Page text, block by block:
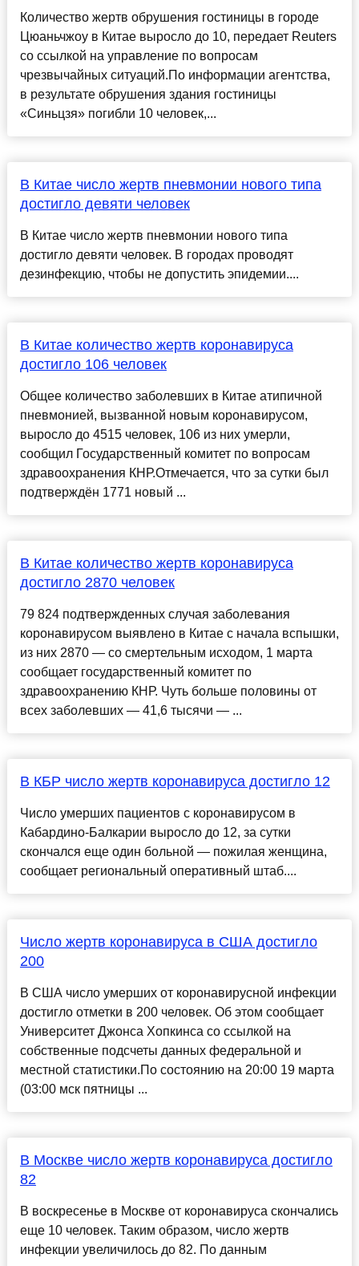
Количество жертв обрушения гостиницы в городе
Цюаньчжоу в Китае выросло до 10, передает Reuters
со ссылкой на управление по вопросам
чрезвычайных ситуаций.По информации агентства,
в результате обрушения здания гостиницы
«Синьцзя» погибли 10 человек,...
В Китае число жертв пневмонии нового типа
достигло девяти человек
В Китае число жертв пневмонии нового типа
достигло девяти человек. В городах проводят
дезинфекцию, чтобы не допустить эпидемии....
В Китае количество жертв коронавируса
достигло 106 человек
Общее количество заболевших в Китае атипичной
пневмонией, вызванной новым коронавирусом,
выросло до 4515 человек, 106 из них умерли,
сообщил Государственный комитет по вопросам
здравоохранения КНР.Отмечается, что за сутки был
подтверждён 1771 новый ...
В Китае количество жертв коронавируса
достигло 2870 человек
79 824 подтвержденных случая заболевания
коронавирусом выявлено в Китае с начала вспышки,
из них 2870 — со смертельным исходом, 1 марта
сообщает государственный комитет по
здравоохранению КНР. Чуть больше половины от
всех заболевших — 41,6 тысячи — ...
В КБР число жертв коронавируса достигло 12
Число умерших пациентов с коронавирусом в
Кабардино-Балкарии выросло до 12, за сутки
скончался еще один больной — пожилая женщина,
сообщает региональный оперативный штаб....
Число жертв коронавируса в США достигло
200
В США число умерших от коронавирусной инфекции
достигло отметки в 200 человек. Об этом сообщает
Университет Джонса Хопкинса со ссылкой на
собственные подсчеты данных федеральной и
местной статистики.По состоянию на 20:00 19 марта
(03:00 мск пятницы ...
В Москве число жертв коронавируса достигло
82
В воскресенье в Москве от коронавируса скончались
еще 10 человек. Таким образом, число жертв
инфекции увеличилось до 82. По данным